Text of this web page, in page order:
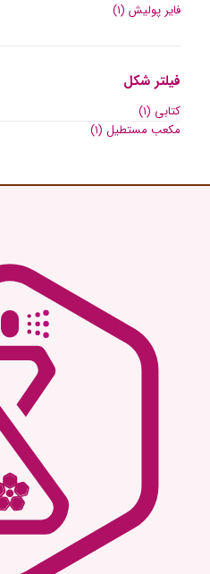
فایر پولیش (۱)
فیلتر شکل
کتابی (۱)
مکعب مستطیل (۱)